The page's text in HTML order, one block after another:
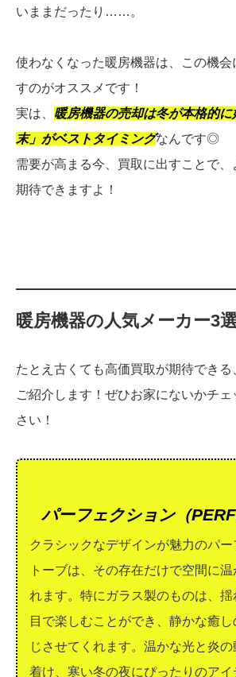
いままだったり……。
使わなくなった暖房機器は、この機
すのがオススメです！
実は、 暖房機器の売却は冬が本格的
末」がベストタイミングなんです◎
需要が高まる今、買取に出すことで
期待できますよ！
暖房機器の人気メーカー3選
たとえ古くても高価買取が期待でき
ご紹介します！ぜひお家にないかチ
さい！
パーフェクション（
クラシックなデザインが魅力のパ
トーブは、その存在だけで空間に温
れます。特にガラス製のものは、
目で楽しむことができ、静かな癒
じさせてくれます。温かな光と炎
着け、寒い冬の夜にぴったりのアイ